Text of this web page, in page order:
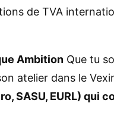
de TVA
Ambition Que tu
atelier dans le
SASU, EURL) qui